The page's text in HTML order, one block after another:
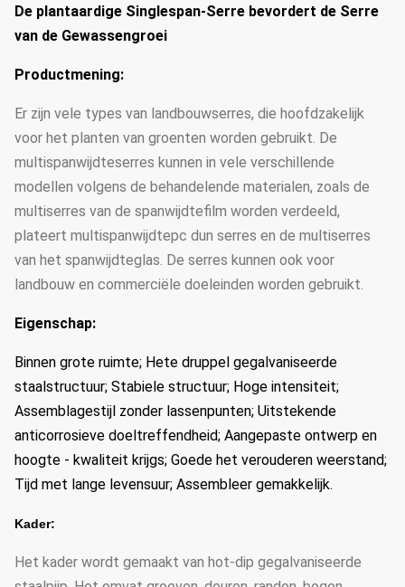
De plantaardige Singlespan-Serre bevordert de Serre
van de Gewassengroei
Productmening:
Er zijn vele types van landbouwserres, die hoofdzakelijk
voor het planten van groenten worden gebruikt. De
multispanwijdteserres kunnen in vele verschillende
modellen volgens de behandelende materialen, zoals de
multiserres van de spanwijdtefilm worden verdeeld,
plateert multispanwijdtepc dun serres en de multiserres
van het spanwijdteglas. De serres kunnen ook voor
landbouw en commerciële doeleinden worden gebruikt.
Eigenschap:
Binnen grote ruimte; Hete druppel gegalvaniseerde
staalstructuur; Stabiele structuur; Hoge intensiteit;
Assemblagestijl zonder lassenpunten; Uitstekende
anticorrosieve doeltreffendheid; Aangepaste ontwerp en
hoogte - kwaliteit krijgs; Goede het verouderen weerstand;
Tijd met lange levensuur; Assembleer gemakkelijk.
Kader:
Het kader wordt gemaakt van hot-dip gegalvaniseerde